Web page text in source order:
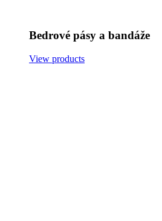
Bedrové pásy a bandáže
View products